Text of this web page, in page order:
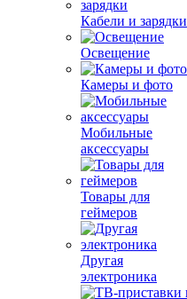
Кабели и зарядки
Освещение
Камеры и фото
Мобильные
аксессуары
Товары для
геймеров
Другая
электроника